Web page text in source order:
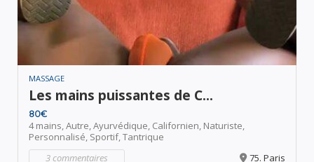
MASSAGE
Les mains puissantes de C...
80€
4 mains,Autre,Ayurvédique, Californien, Naturiste,
Personnalisé, Sportif,Tantrique
3 commentaires
75. Paris